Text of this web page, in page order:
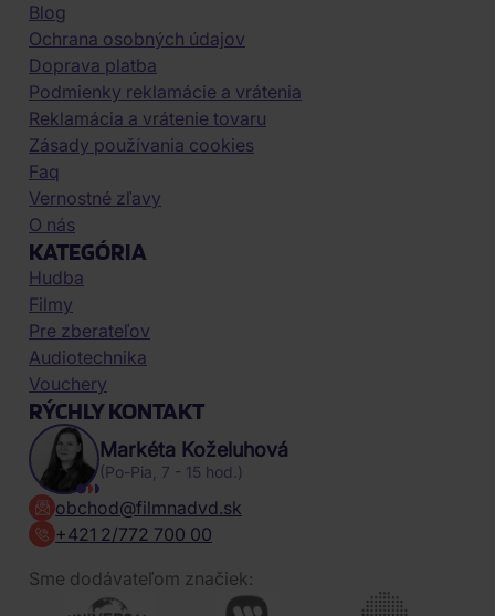
Blog
Ochrana osobných údajov
Doprava platba
Podmienky reklamácie a vrátenia
Reklamácia a vrátenie tovaru
Zásady používania cookies
Faq
Vernostné zľavy
O nás
KATEGÓRIA
Hudba
Filmy
Pre zberateľov
Audiotechnika
Vouchery
RÝCHLY KONTAKT
Markéta Koželuhová
(Po-Pia, 7 - 15 hod.)
obchod@filmnadvd.sk
+421 2/772 700 00
Sme dodávateľom značiek: